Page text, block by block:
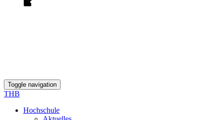
Toggle navigation
THB
Hochschule